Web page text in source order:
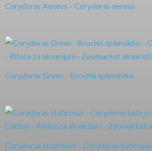
Corydoras Aeneus – Corydoras aeneus
Corydoras Green – Brochis splendidus
Corydoras Habrosus – Corydoras habrosus